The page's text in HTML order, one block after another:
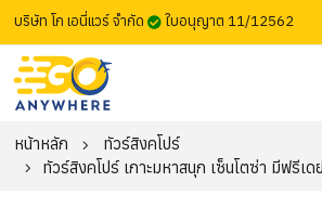
บริษัท โก เอนี่แวร์ จำกัด ใบอนุญาต 11/12562
หน้าหลัก
ทัวร์สิงคโปร์
ทัวร์สิงคโปร์ เกาะมหาสนุก เซ็นโตซ่า มีฟรีเ